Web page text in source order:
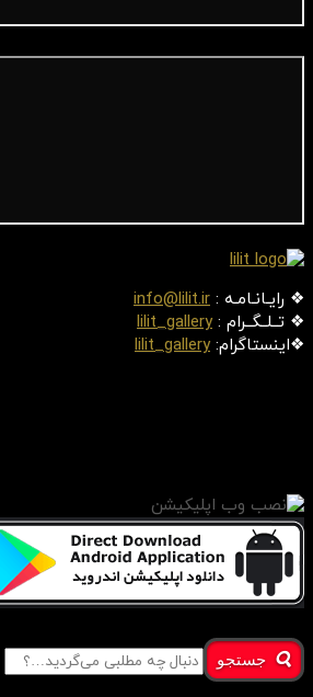
❖ رایـانـامـه : info@lilit.ir
❖ تــلــگــرام : lilit_gallery
❖اینستاگرام: lilit_gallery
جستجو